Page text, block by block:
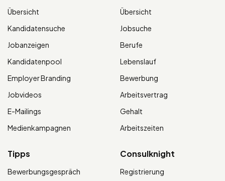
Übersicht
Kandidatensuche
Jobanzeigen
Kandidatenpool
Employer Branding
Jobvideos
E-Mailings
Medienkampagnen
Übersicht
Jobsuche
Berufe
Lebenslauf
Bewerbung
Arbeitsvertrag
Gehalt
Arbeitszeiten
Tipps
Bewerbungsgespräch
Consulknight
Registrierung